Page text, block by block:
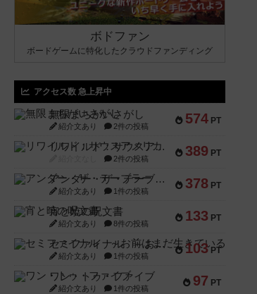
ボドファン
ボードゲームに特化したクラウドファンディング
アクセス数 急上昇中
574 PT
無限まちがいさがし
紹介文あり 2件の投稿
389 PT
リワイルド：サウスアメリカ
2件の投稿
378 PT
アンダー・ザ・テーブラー
紹介文あり 1件の投稿
133 PT
宵と暁の呪文書
紹介文あり 8件の投稿
103 PT
セミファイナル ～お前はまだ生きている～
紹介文あり 1件の投稿
97 PT
ワン・トゥ・ファイブ
紹介文あり 1件の投稿